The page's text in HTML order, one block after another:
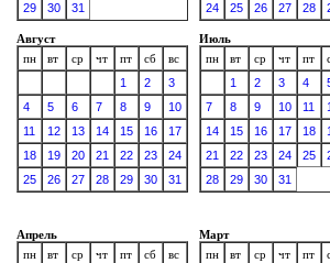
29
30 31
24
25 26 27 28
Август
пн
вт ср чт пт сб
вс
1
2
3
4
5 6 7 8 9
10
11
12 13 14 15 16
17
18
19 20 21 22 23
24
25
26 27 28 29 30 31
Июль
пн
вт ср чт пт
1
2 3 4
7
8 9 10 11
14
15 16 17 18
21
22 23 24 25
28
29 30 31
Апрель
пн
вт ср чт пт сб
вс
Март
пн
вт ср чт пт